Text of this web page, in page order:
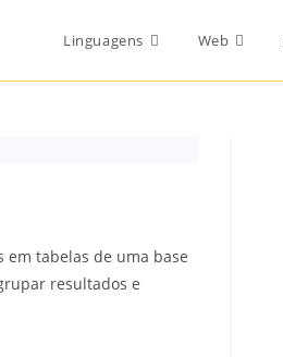
Linguagens Web
tabelas de uma base
resultados e